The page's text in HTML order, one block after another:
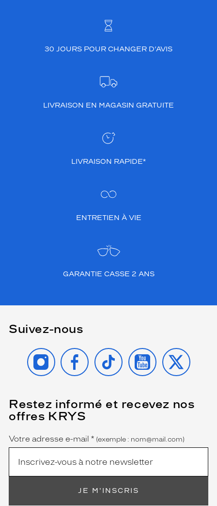
30 JOURS POUR CHANGER D’AVIS
LIVRAISON EN MAGASIN GRATUITE
LIVRAISON RAPIDE*
ENTRETIEN À VIE
GARANTIE CASSE 2 ANS
Suivez-nous
INSTAGRAMFACEBOOK
TIKTOK YOUTUBE
X
Restez informé et recevez nos
offres KRYS
Name
Votre adresse e-mail *
(Ce
champ
est
(exemple : nom@mail.com)
JE M'INSCRIS